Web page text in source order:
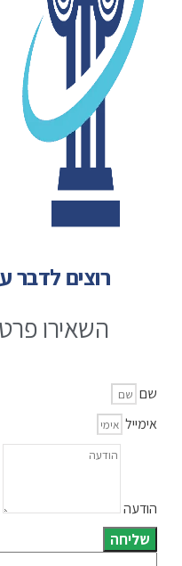
רוצים לדבר
השאירו
שם
אימייל
הודעה
שליחה